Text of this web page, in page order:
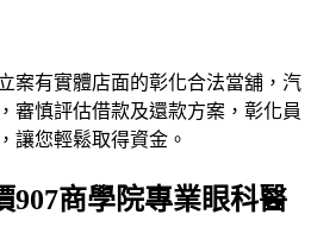
案有實體店面的彰化合法當舖，汽
審慎評估借款及還款方案，彰化員
讓您輕鬆取得資金。
907商學院專業眼科醫